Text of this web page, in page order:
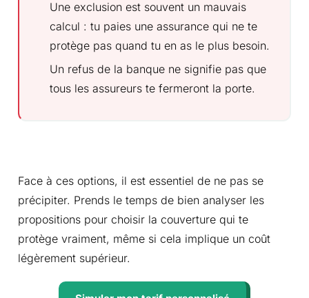
Une exclusion est souvent un mauvais
calcul : tu paies une assurance qui ne te
protège pas quand tu en as le plus besoin.
Un refus de la banque ne signifie pas que
tous les assureurs te fermeront la porte.
Face à ces options, il est essentiel de ne pas se
précipiter. Prends le temps de bien analyser les
propositions pour choisir la couverture qui te
protège vraiment, même si cela implique un coût
légèrement supérieur.